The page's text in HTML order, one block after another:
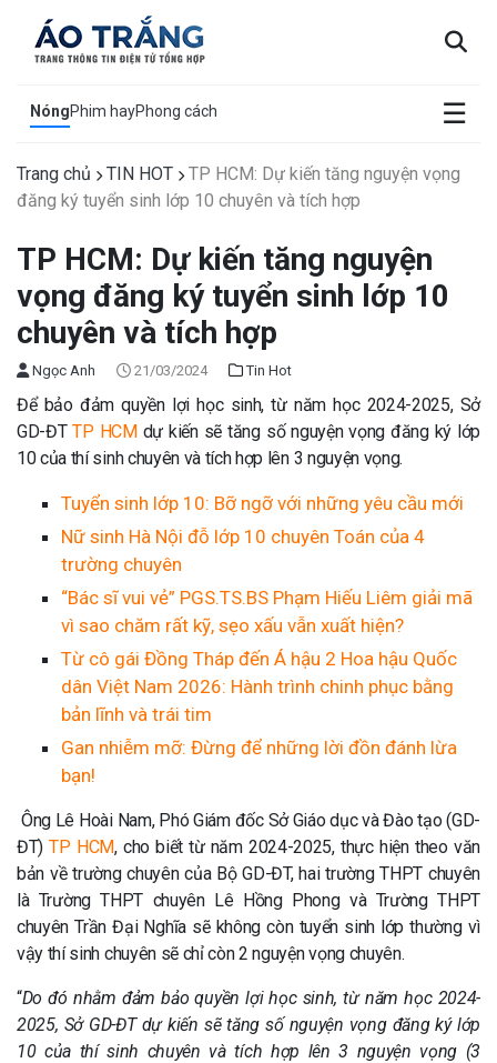
NóngPhim hayPhong cách ☰
×
Trang chủ TIN HOT
TP HCM: Dự kiến tăng nguyện vọng
đăng ký tuyển sinh lớp 10 chuyên và tích hợp
TP HCM: Dự kiến tăng nguyện
vọng đăng ký tuyển sinh lớp 10
chuyên và tích hợp
Ngọc Anh 21/03/2024 Tin Hot
Để bảo đảm quyền lợi học sinh, từ năm học 2024-2025, Sở
GD-ĐTTP HCMdự kiến sẽ tăng số nguyện vọng đăng ký lớp
10 của thí sinh chuyên và tích hợp lên 3 nguyện vọng.
Tuyển sinh lớp 10: Bỡ ngỡ với những yêu cầu mới
Nữ sinh Hà Nội đỗ lớp 10 chuyên Toán của 4
trường chuyên
“Bác sĩ vui vẻ” PGS.TS.BS Phạm Hiếu Liêm giải mã
vì sao chăm rất kỹ, sẹo xấu vẫn xuất hiện?
Từ cô gái Đồng Tháp đến Á hậu 2 Hoa hậu Quốc
dân Việt Nam 2026: Hành trình chinh phục bằng
bản lĩnh và trái tim
Gan nhiễm mỡ: Đừng để những lời đồn đánh lừa
bạn!
Ông Lê Hoài Nam, Phó Giám đốc Sở Giáo dục và Đào tạo (GD-
ĐT)TP HCM, cho biết từ năm 2024-2025, thực hiện theo văn
bản về trường chuyên của Bộ GD-ĐT, hai trường THPT chuyên
là Trường THPT chuyên Lê Hồng Phong và Trường THPT
chuyên Trần Đại Nghĩa sẽ không còn tuyển sinh lớp thường vì
vậy thí sinh chuyên sẽ chỉ còn 2 nguyện vọng chuyên.
“Do đó nhằm đảm bảo quyền lợi học sinh, từ năm học 2024-
2025, Sở GD-ĐT dự kiến sẽ tăng số nguyện vọng đăng ký lớp
10 của thí sinh chuyên và tích hợp lên 3 nguyện vọng (3